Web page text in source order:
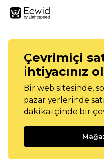
Çevrimiçi
ihtiyacınız
Bir web sitesinde,
pazar yerlerinde
dakika içinde bir